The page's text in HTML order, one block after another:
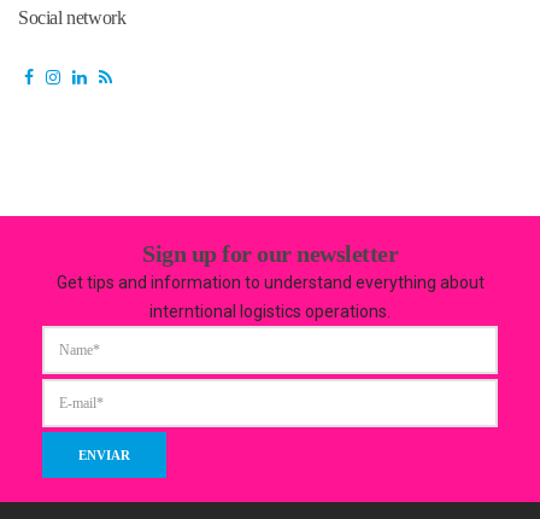
Social network
Sign up for our newsletter
Get tips and information to understand everything about
interntional logistics operations.